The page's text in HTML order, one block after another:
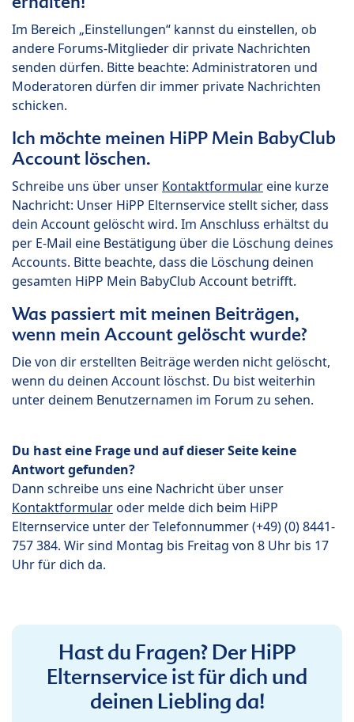
Im Bereich „Einstellungen“ kannst du einstellen, ob
andere Forums-Mitglieder dir private Nachrichten
senden dürfen. Bitte beachte: Administratoren und
Moderatoren dürfen dir immer private Nachrichten
schicken.
Ich möchte meinen HiPP Mein BabyClub
Account löschen.
Schreibe uns über unser Kontaktformulareine kurze
Nachricht: Unser HiPP Elternservice stellt sicher, dass
dein Account gelöscht wird. Im Anschluss erhältst du
per E-Mail eine Bestätigung über die Löschung deines
Accounts. Bitte beachte, dass die Löschung deinen
gesamten HiPP Mein BabyClub Account betrifft.
Was passiert mit meinen Beiträgen,
wenn mein Account gelöscht wurde?
Die von dir erstellten Beiträge werden nicht gelöscht,
wenn du deinen Account löschst. Du bist weiterhin
unter deinem Benutzernamen im Forum zu sehen.
Du hast eine Frage und auf dieser Seite keine
Antwort gefunden?
Dann schreibe uns eine Nachricht über unser
Kontaktformularoder melde dich beim HiPP
Elternservice unter der Telefonnummer (+49) (0) 8441-
757 384. Wir sind Montag bis Freitag von 8 Uhr bis 17
Uhr für dich da.
Hast du Fragen? Der HiPP
Elternservice ist für dich und
deinen Liebling da!